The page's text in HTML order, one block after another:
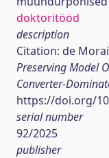
doktoritööd
description
Citation: de
Preserving Model
Converter-
https://doi.org/
serial number
92/2025
publisher